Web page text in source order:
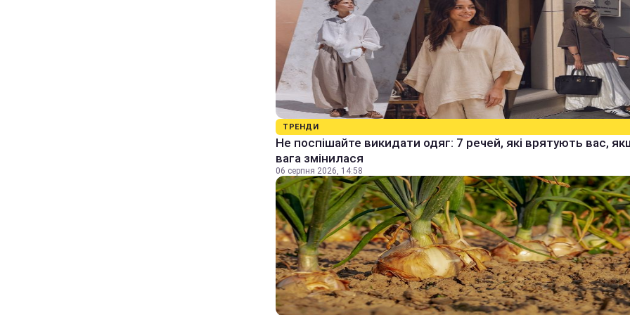
ТРЕНДИ
Не поспішайте викидати одяг: 7 речей, які врятують вас,
вага змінилася
06 серпня 2026, 14:58